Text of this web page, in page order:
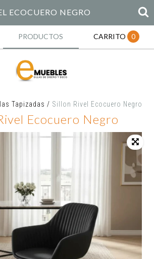
ECOCUERO NEGRO
PRODUCTOS CARRITO 0
Tapizadas / Sillon Rivel Ecocuero Negro
Ecocuero Negro